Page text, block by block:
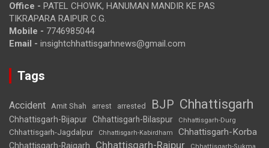
Office - PATEL CHOWK, HANUMAN MANDIR KE PAS
TIKRAPARA RAIPUR C.G.
Mobile - 7746985044
Email - insightchhattisgarhnews@gmail.com
Tags
Accident Amit Shah arrest arrested BJP Chhattisgarh
Chhattisgarh-Bijapur Chhattisgarh-Bilaspur Chhattisgarh-Durg
Chhattisgarh-Jagdalpur Chhattisgarh-Kabirdham Chhattisgarh-Korba
Chhattisgarh-Raigarh Chhattisgarh-Raipur